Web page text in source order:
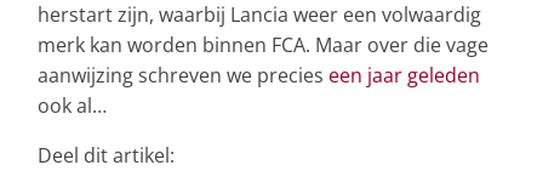
herstart zijn, waarbij Lancia weer een volwaardig
merk kan worden binnen FCA. Maar over die vage
aanwijzing schreven we precies een jaar geleden
ook al…
Deel dit artikel: